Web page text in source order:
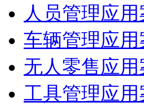
人员管理应用
车辆管理应用
无人零售应用
工具管理应用